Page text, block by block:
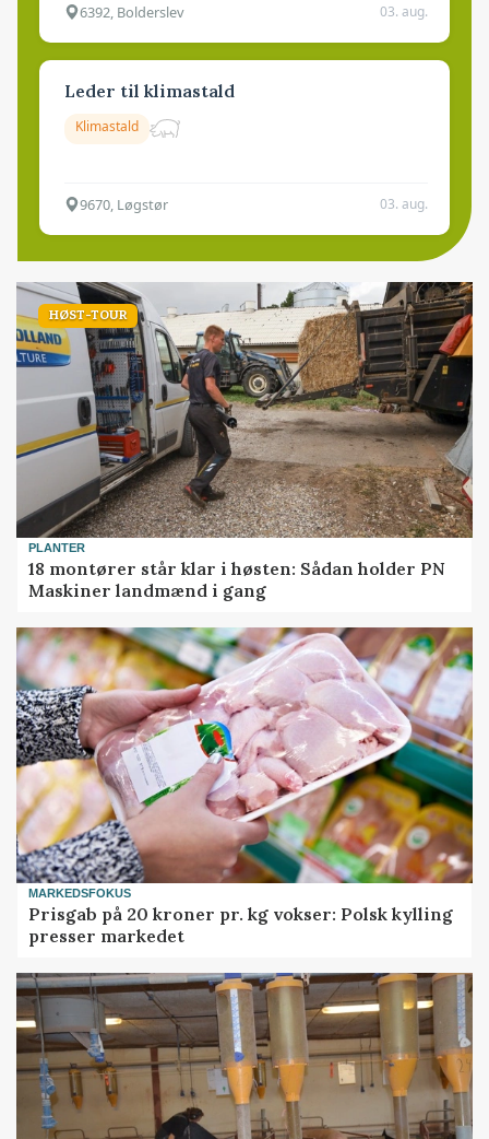
6392, Bolderslev 03. aug.
Leder til klimastald
Klimastald
9670, Løgstør 03. aug.
HØST-TOUR
PLANTER
18 montører står klar i høsten: Sådan holder PN
Maskiner landmænd i gang
MARKEDSFOKUS
Prisgab på 20 kroner pr. kg vokser: Polsk kylling
presser markedet